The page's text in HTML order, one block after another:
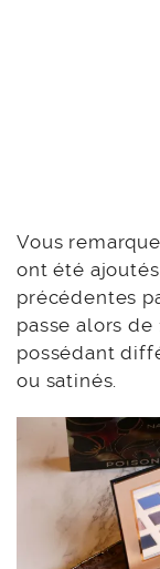
ont été
précédentes
passe alors
possédant
ou satinés.